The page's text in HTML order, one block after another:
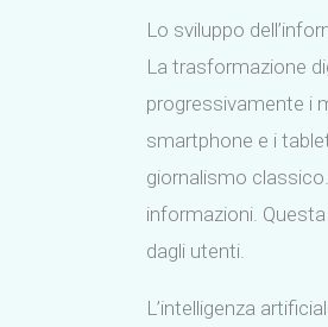
Lo sviluppo
La trasformazione
progressivamente i
smartphone e i
giornalismo
informazioni.
dagli utenti.
L’intelligenza